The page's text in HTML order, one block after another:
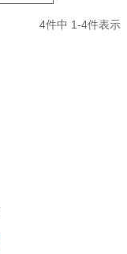
4件中 1-4件表示